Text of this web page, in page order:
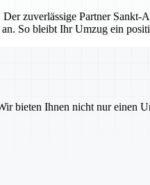
zuverlässige Partner
So bleibt Ihr Umzug ein
bieten Ihnen nicht nur einen